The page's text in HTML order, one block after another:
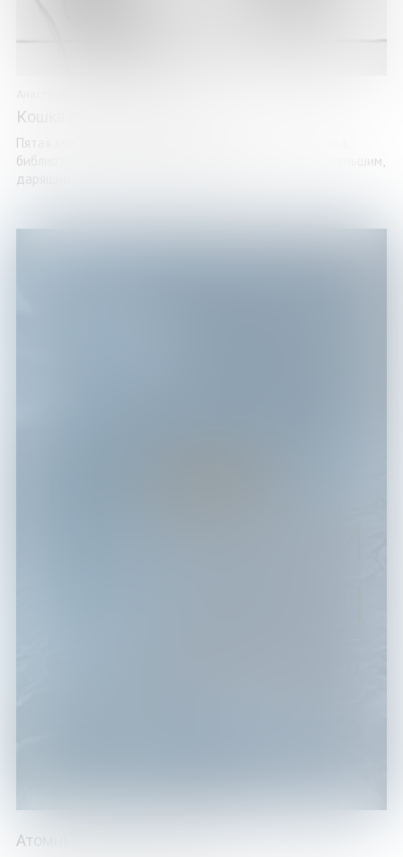
Кошка с розовыми ушами
Пятая книга члена Союза писателей России, художника,
библиотекаря из Североморска посвящена братьям меньшим,
дарящим нам безвозмездную любовь и ...
Атомный ледокол "Ленин"